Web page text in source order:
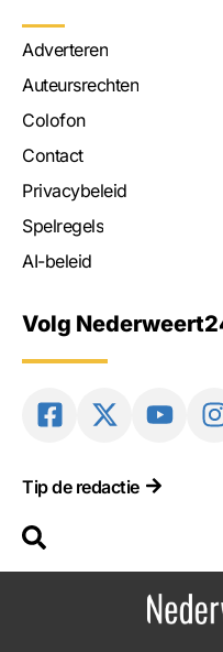
Adverteren
Auteursrechten
Colofon
Contact
Privacybeleid
Spelregels
AI-beleid
Volg
Tip de redactie